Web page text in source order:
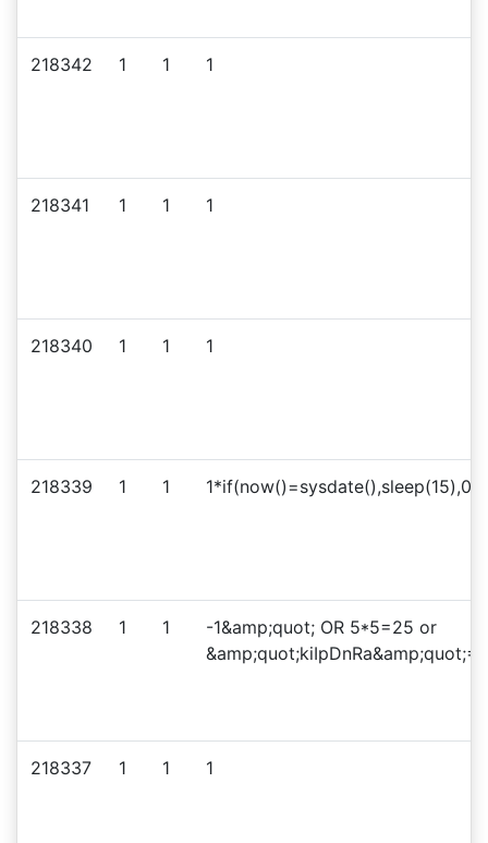
218342 1 1 1
218341 1 1 1
218340 1 1 1
218339 1 1 1*if(now()=sysdate(),sleep(15),0)
218338 1 1
-1&amp;quot; OR 5*5=25 or
218337 1 1 1